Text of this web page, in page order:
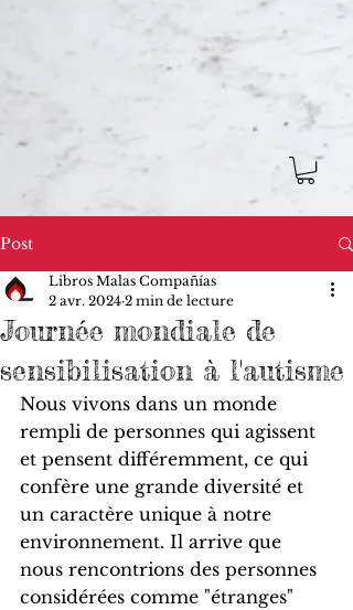
Post
Journée mondiale de
sensibilisation à l'autisme
Libros Malas Compañías
2 avr. 2024 2 min de lecture
Nous vivons dans un monde
rempli de personnes qui agissent
et pensent différemment, ce qui
confère une grande diversité et
un caractère unique à notre
environnement. Il arrive que
nous rencontrions des personnes
considérées comme "étranges"